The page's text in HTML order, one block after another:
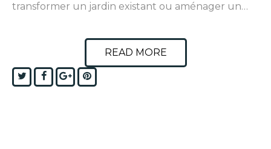
transformer un jardin existant ou aménager un…
READ MORE
TwitterFacebook
Google+Pinterest